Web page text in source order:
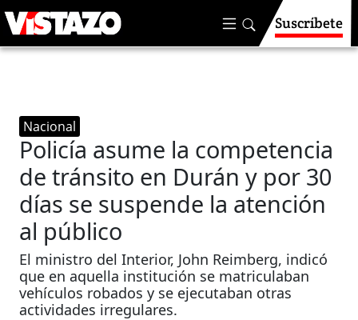
Suscríbete
Nacional
Policía asume la competencia
de tránsito en Durán y por 30
días se suspende la atención
al público
El ministro del Interior, John Reimberg, indicó
que en aquella institución se matriculaban
vehículos robados y se ejecutaban otras
actividades irregulares.